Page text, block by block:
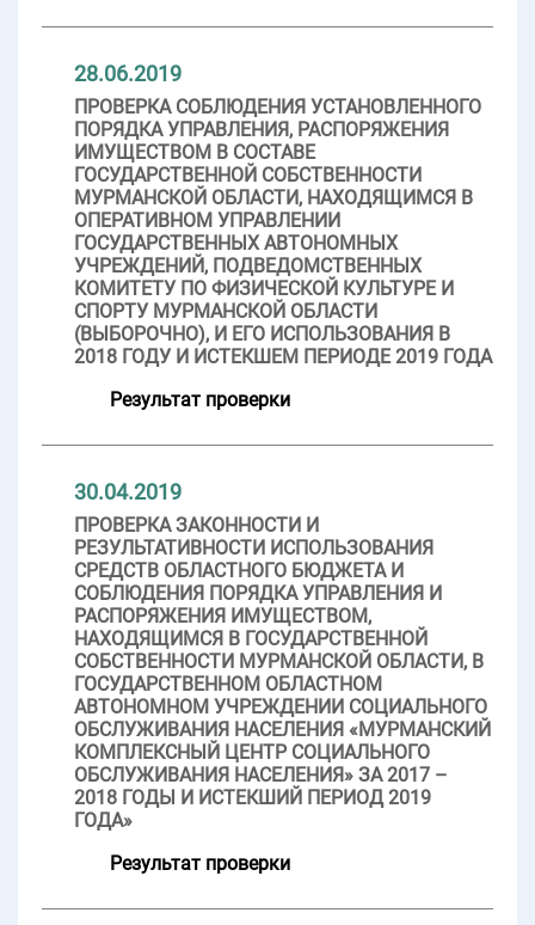
28.06.2019
ПРОВЕРКА СОБЛЮДЕНИЯ УСТАНОВЛЕННОГО
ПОРЯДКА УПРАВЛЕНИЯ, РАСПОРЯЖЕНИЯ
ИМУЩЕСТВОМ В СОСТАВЕ
ГОСУДАРСТВЕННОЙ СОБСТВЕННОСТИ
МУРМАНСКОЙ ОБЛАСТИ, НАХОДЯЩИМСЯ В
ОПЕРАТИВНОМ УПРАВЛЕНИИ
ГОСУДАРСТВЕННЫХ АВТОНОМНЫХ
УЧРЕЖДЕНИЙ, ПОДВЕДОМСТВЕННЫХ
КОМИТЕТУ ПО ФИЗИЧЕСКОЙ КУЛЬТУРЕ И
СПОРТУ МУРМАНСКОЙ ОБЛАСТИ
(ВЫБОРОЧНО), И ЕГО ИСПОЛЬЗОВАНИЯ В
2018 ГОДУ И ИСТЕКШЕМ ПЕРИОДЕ 2019 ГОДА
Результат проверки
30.04.2019
ПРОВЕРКА ЗАКОННОСТИ И
РЕЗУЛЬТАТИВНОСТИ ИСПОЛЬЗОВАНИЯ
СРЕДСТВ ОБЛАСТНОГО БЮДЖЕТА И
СОБЛЮДЕНИЯ ПОРЯДКА УПРАВЛЕНИЯ И
РАСПОРЯЖЕНИЯ ИМУЩЕСТВОМ,
НАХОДЯЩИМСЯ В ГОСУДАРСТВЕННОЙ
СОБСТВЕННОСТИ МУРМАНСКОЙ ОБЛАСТИ, В
ГОСУДАРСТВЕННОМ ОБЛАСТНОМ
АВТОНОМНОМ УЧРЕЖДЕНИИ СОЦИАЛЬНОГО
ОБСЛУЖИВАНИЯ НАСЕЛЕНИЯ «МУРМАНСКИЙ
КОМПЛЕКСНЫЙ ЦЕНТР СОЦИАЛЬНОГО
ОБСЛУЖИВАНИЯ НАСЕЛЕНИЯ» ЗА 2017 –
2018 ГОДЫ И ИСТЕКШИЙ ПЕРИОД 2019
ГОДА»
Результат проверки